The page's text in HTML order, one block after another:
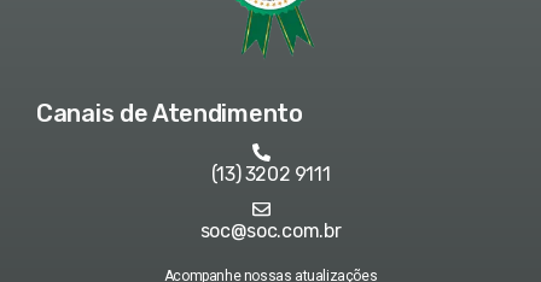
Canais de Atendimento
(13) 3202 9111
soc@soc.com.br
Acompanhe nossas atualizações